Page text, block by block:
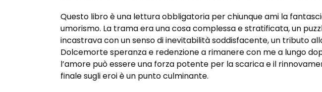
Questo libro è una lettura obbligatoria per chiunque ami la
umorismo. La trama era una cosa complessa e stratificata, un
incastrava con un senso di inevitabilità soddisfacente, un tributo
Dolcemorte speranza e redenzione a rimanere con me a lungo
l’amore può essere una forza potente per la scarica e il
finale sugli eroi è un punto culminante.